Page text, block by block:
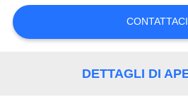
CITAZIONE
DETTAGLI DI